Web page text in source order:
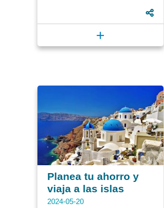
empiezas a hacer reservas y...
+
Planea tu ahorro y
viaja a las islas
griegas | CVU
2024-05-20